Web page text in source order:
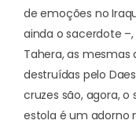
de emoções no
ainda o sacerdote
Tahera, as
destruídas pelo
cruzes são, agora,
estola é um adorno